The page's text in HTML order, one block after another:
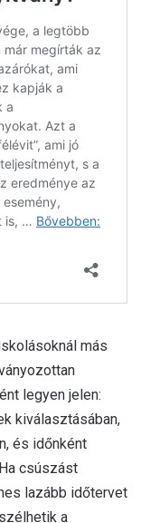
más
legyen jelen:
kiválasztásában,
és időnként
csúszást
lazább időtervet
a